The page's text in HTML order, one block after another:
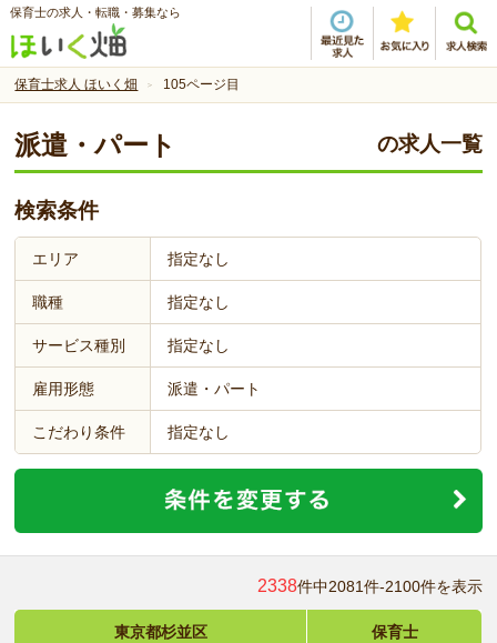
保育士の求人・転職・募集なら
保育士求人 ほいく畑 105ページ目
派遣・パート の求人一覧
検索条件
エリア 指定なし
職種 指定なし
サービス種別 指定なし
雇用形態 派遣・パート
こだわり条件 指定なし
2338件中2081件-2100件を表示
東京都杉並区 保育士